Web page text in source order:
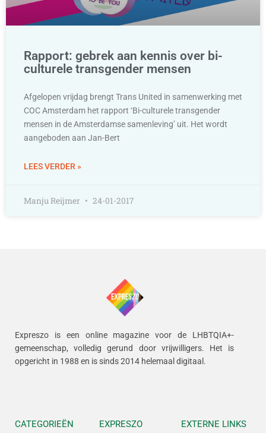
Rapport: gebrek aan kennis over bi-
culturele transgender mensen
Afgelopen vrijdag brengt Trans United in samenwerking met
COC Amsterdam het rapport ‘Bi-culturele transgender
mensen in de Amsterdamse samenleving’ uit. Het wordt
aangeboden aan Jan-Bert
LEES VERDER »
Manju Reijmer 24-01-2017
Expreszo is een online magazine voor de LHBTQIA+-
gemeenschap, volledig gerund door vrijwilligers. Het is
opgericht in 1988 en is sinds 2014 helemaal digitaal.
CATEGORIEËN EXPRESZO EXTERNE LINKS